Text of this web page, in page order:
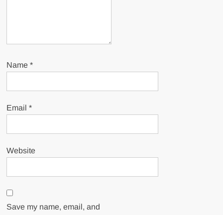
Name*
Email*
Website
Save my name, email, and